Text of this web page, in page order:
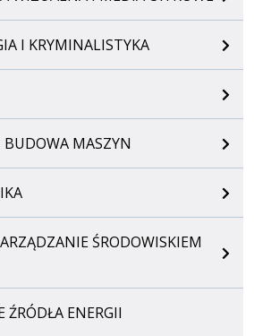
I KRYMINALISTYKA
MASZYN
ŚRODOWISKIEM
ENERGII